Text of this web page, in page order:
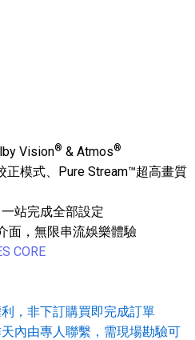
Vision® & Atmos®
正模式、Pure Stream™超高畫質
站完成全部設定
面，無限串流娛樂體驗
CORE
，非下訂購買即完成訂單
內由專人聯繫，需現場勘驗可